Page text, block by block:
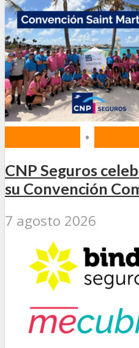
•
CNP Seguros
su Convención
7 agosto 2026